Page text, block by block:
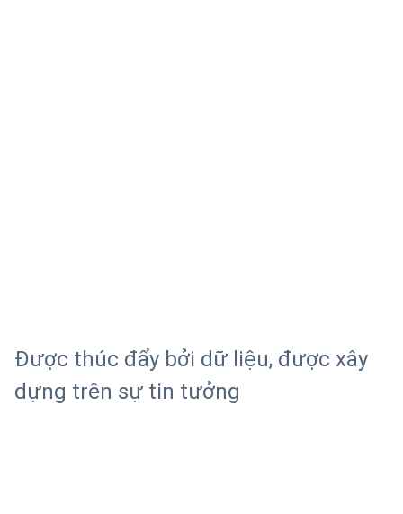
Được thúc đẩy bởi dữ liệu, được xây
dựng trên sự tin tưởng